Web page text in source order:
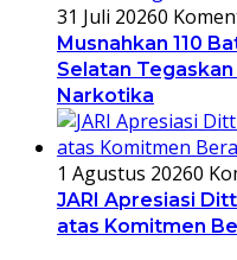
31 Juli 20260
Musnahkan 110
Selatan
Narkotika
1 Agustus 20260
JARI Apresiasi
atas Komitmen